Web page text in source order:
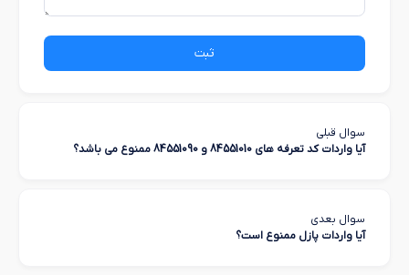
ثبت
سوال قبلی
آیا واردات کد تعرفه های 84551010 و 84551090 ممنوع می باشد؟
سوال بعدی
آیا واردات پازل ممنوع است؟